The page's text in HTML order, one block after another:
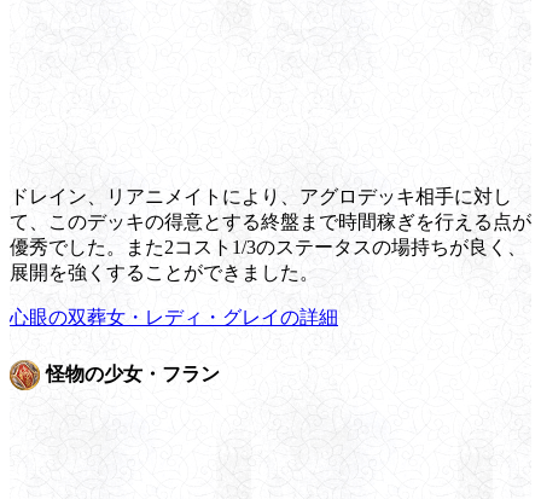
ドレイン、リアニメイトにより、アグロデッキ相手に対し
て、このデッキの得意とする終盤まで時間稼ぎを行える点が
優秀でした。また2コスト1/3のステータスの場持ちが良く、
展開を強くすることができました。
心眼の双葬女・レディ・グレイの詳細
怪物の少女・フラン